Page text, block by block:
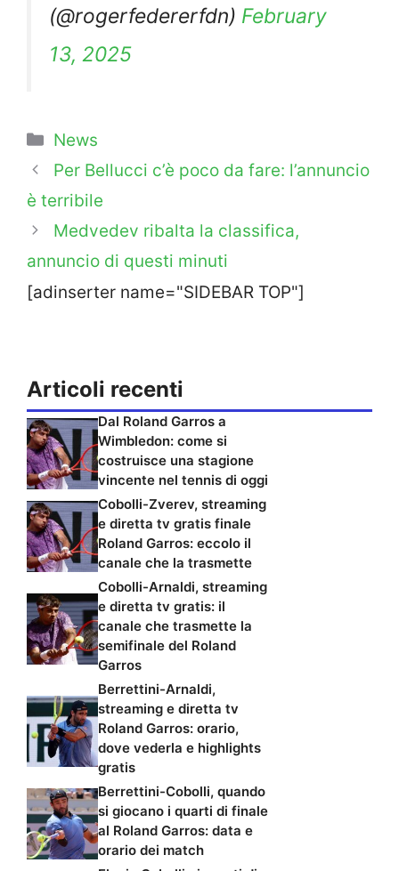
(@rogerfedererfdn) February
13, 2025
Categorie
News
Per Bellucci c’è poco da fare: l’annuncio
è terribile
Medvedev ribalta la classifica,
annuncio di questi minuti
[adinserter name="SIDEBAR TOP"]
Articoli recenti
Dal Roland Garros a
Wimbledon: come si
costruisce una stagione
vincente nel tennis di oggi
Cobolli-Zverev, streaming
e diretta tv gratis finale
Roland Garros: eccolo il
canale che la trasmette
Cobolli-Arnaldi, streaming
e diretta tv gratis: il
canale che trasmette la
semifinale del Roland
Garros
Berrettini-Arnaldi,
streaming e diretta tv
Roland Garros: orario,
dove vederla e highlights
gratis
Berrettini-Cobolli, quando
si giocano i quarti di finale
al Roland Garros: data e
orario dei match